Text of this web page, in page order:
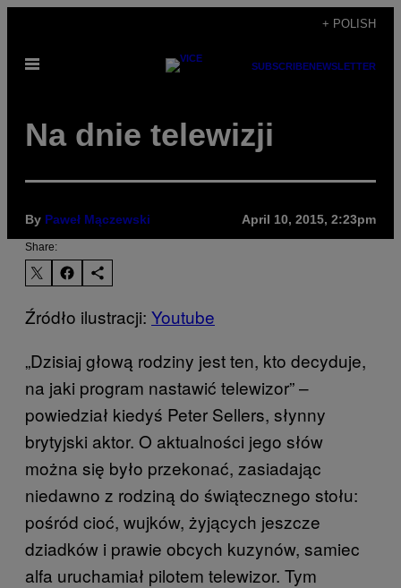
content
+ POLISH
Open
SUBSCRIBENEWSLETTER
​Na dnie telewizji
By Paweł Mączewski April 10, 2015, 2:23pm
Share:
Źródło ilustracji: Youtube
„Dzisiaj głową rodziny jest ten, kto decyduje,
na jaki program nastawić telewizor” –
powiedział kiedyś Peter Sellers, słynny
brytyjski aktor. O aktualności jego słów
można się było przekonać, zasiadając
niedawno z rodziną do świątecznego stołu:
pośród cioć, wujków, żyjących jeszcze
dziadków i prawie obcych kuzynów, samiec
alfa uruchamiał pilotem telewizor. Tym